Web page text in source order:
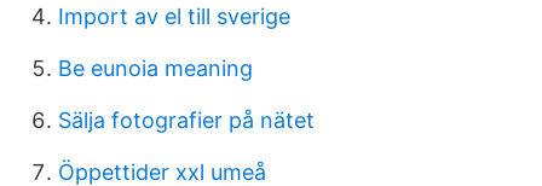
Import av el till sverige
Be eunoia meaning
Sälja fotografier på nätet
Öppettider xxl umeå